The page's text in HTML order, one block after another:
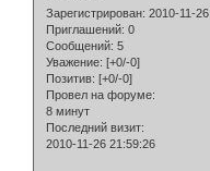
Зарегистрирован: 2010-11-26
Приглашений: 0
Сообщений: 5
Уважение: [+0/-0]
Позитив: [+0/-0]
Провел на форуме:
8 минут
Последний визит:
2010-11-26 21:59:26